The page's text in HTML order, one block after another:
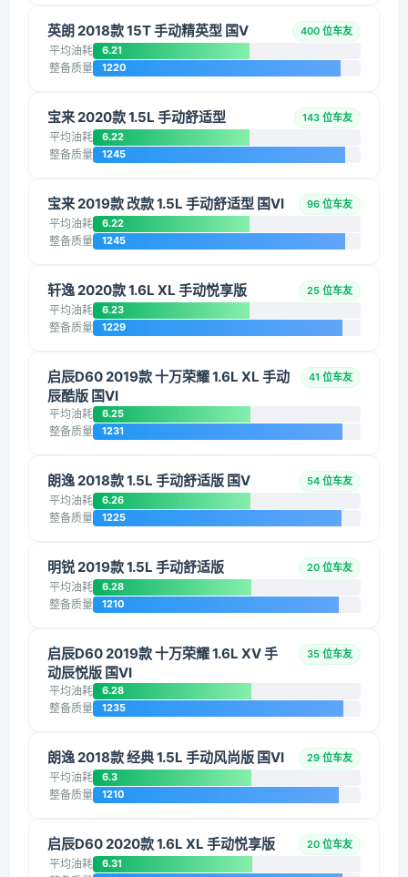
英朗 2018款 15T 手动精英型 国V 400 位车友
平均油耗 6.21
整备质量 1220
宝来 2020款 1.5L 手动舒适型 143 位车友
平均油耗 6.22
整备质量 1245
宝来 2019款 改款 1.5L 手动舒适型 国VI 96 位车友
平均油耗 6.22
整备质量 1245
轩逸 2020款 1.6L XL 手动悦享版 25 位车友
平均油耗 6.23
整备质量 1229
启辰D60 2019款 十万荣耀 1.6L XL 手动
辰酷版 国VI
41 位车友
平均油耗 6.25
整备质量 1231
朗逸 2018款 1.5L 手动舒适版 国V 54 位车友
平均油耗 6.26
整备质量 1225
明锐 2019款 1.5L 手动舒适版 20 位车友
平均油耗 6.28
整备质量 1210
启辰D60 2019款 十万荣耀 1.6L XV 手
动辰悦版 国VI
35 位车友
平均油耗 6.28
整备质量 1235
朗逸 2018款 经典 1.5L 手动风尚版 国VI 29 位车友
平均油耗 6.3
整备质量 1210
启辰D60 2020款 1.6L XL 手动悦享版 20 位车友
平均油耗 6.31